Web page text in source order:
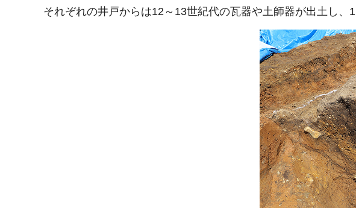
それぞれの井戸からは12～13世紀代の瓦器や土師器が出土し、